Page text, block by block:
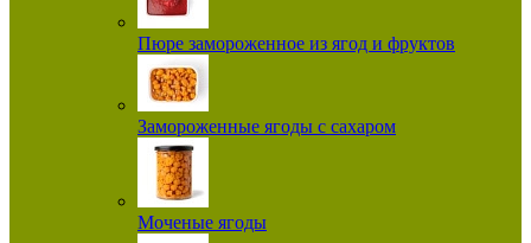
Пюре замороженное из ягод и фруктов
Замороженные ягоды с сахаром
Моченые ягоды